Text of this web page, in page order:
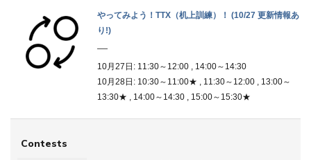
やってみよう！TTX（机上訓練）！ (10/27 更新情報あ
り!)
10月27日: 11:30～12:00 , 14:00～14:30
10月28日: 10:30～11:00★ , 11:30～12:00 , 13:00～
13:30★ , 14:00～14:30 , 15:00～15:30★
Contests